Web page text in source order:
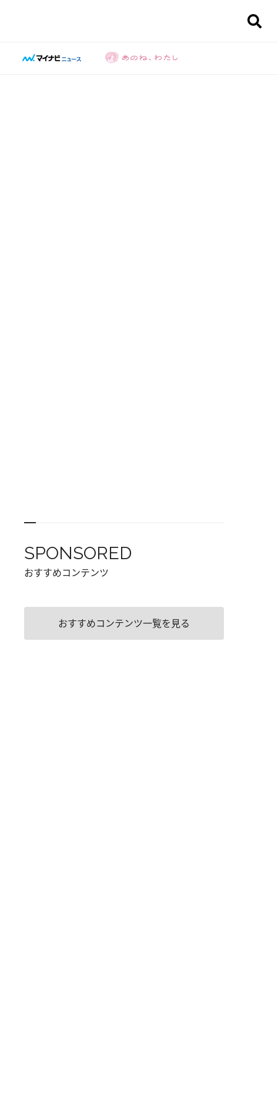
SPONSORED
おすすめコンテンツ
おすすめコンテンツ一覧を見る